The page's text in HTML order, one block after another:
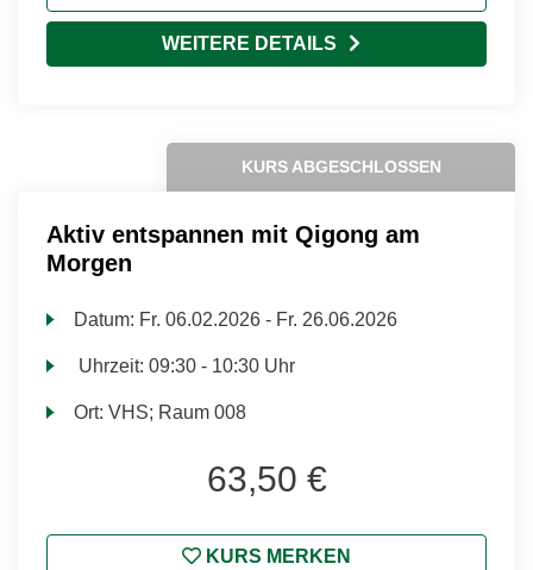
WEITERE DETAILS
KURS ABGESCHLOSSEN
Aktiv entspannen mit Qigong am
Morgen
Datum: Fr. 06.02.2026 - Fr. 26.06.2026
Uhrzeit:09:30 - 10:30 Uhr
Ort:VHS; Raum 008
63,50 €
KURS MERKEN